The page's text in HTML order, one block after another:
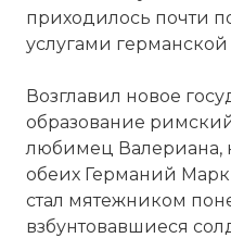
приходилось почти
услугами
Возглавил новое
образование
любимец Валериана,
обеих Германий Марк
стал мятежником
взбунтовавшиеся